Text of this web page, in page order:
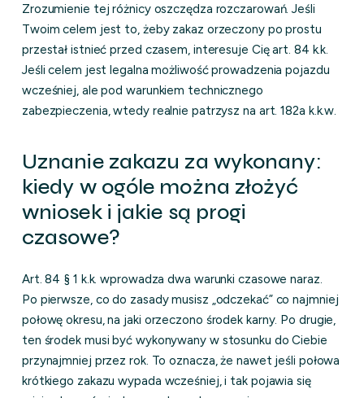
Zrozumienie tej różnicy oszczędza rozczarowań. Jeśli
Twoim celem jest to, żeby zakaz orzeczony po prostu
przestał istnieć przed czasem, interesuje Cię art. 84 k.k.
Jeśli celem jest legalna możliwość prowadzenia pojazdu
wcześniej, ale pod warunkiem technicznego
zabezpieczenia, wtedy realnie patrzysz na art. 182a k.k.w.
Uznanie zakazu za wykonany:
kiedy w ogóle można złożyć
wniosek i jakie są progi
czasowe?
Art. 84 § 1 k.k. wprowadza dwa warunki czasowe naraz.
Po pierwsze, co do zasady musisz „odczekać” co najmniej
połowę okresu, na jaki orzeczono środek karny. Po drugie,
ten środek musi być wykonywany w stosunku do Ciebie
przynajmniej przez rok. To oznacza, że nawet jeśli połowa
krótkiego zakazu wypada wcześniej, i tak pojawia się